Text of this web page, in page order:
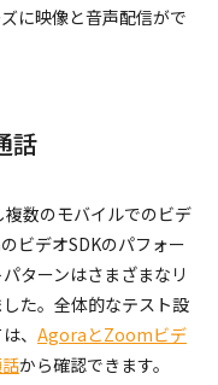
に映像と音声配信がで
話
数のモバイルでのビデ
ビデオSDKのパフォー
ターンはさまざまなリ
た。全体的なテスト設
、 AgoraとZoomビデ
から確認できます。